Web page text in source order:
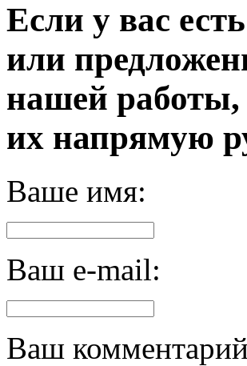
Если у вас
или
нашей
их напрямую
Ваше имя:
Ваш e-mail:
Ваш